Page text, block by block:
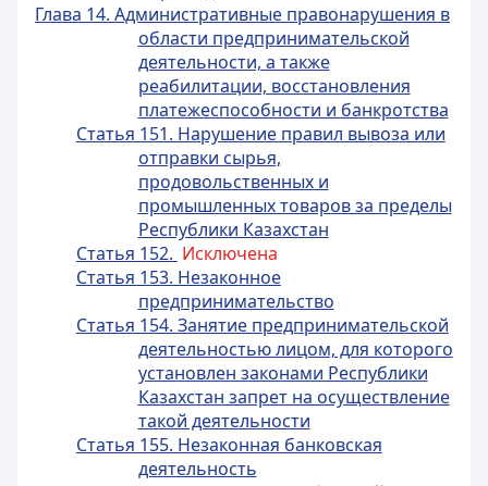
Глава 14. Административные правонарушения в
области предпринимательской
деятельности, а также
реабилитации, восстановления
платежеспособности и банкротства
Статья 151. Нарушение правил вывоза или
отправки сырья,
продовольственных и
промышленных товаров за пределы
Республики Казахстан
Статья 152. Исключена
Статья 153. Незаконное
предпринимательство
Статья 154. Занятие предпринимательской
деятельностью лицом, для которого
установлен законами Республики
Казахстан запрет на осуществление
такой деятельности
Статья 155. Незаконная банковская
деятельность